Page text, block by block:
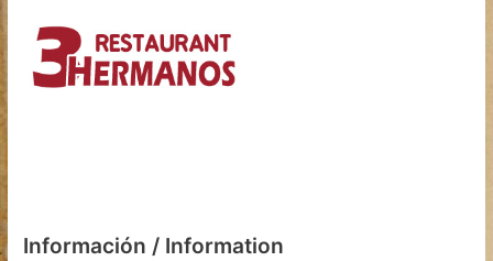
Información / Information